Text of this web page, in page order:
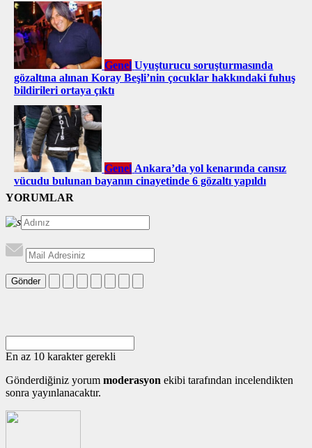
Genel Uyuşturucu soruşturmasında
gözaltına alınan Koray Beşli’nin çocuklar hakkındaki fuhuş
bildirileri ortaya çıktı
Genel Ankara’da yol kenarında cansız
vücudu bulunan bayanın cinayetinde 6 gözaltı yapıldı
YORUMLAR
Gönder
En az 10 karakter gerekli
Gönderdiğiniz yorum moderasyon ekibi tarafından incelendikten
sonra yayınlanacaktır.